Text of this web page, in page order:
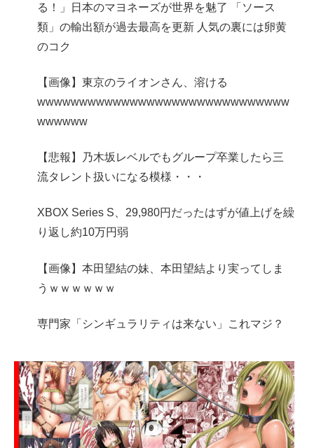
る！」日本のマヨネーズが世界を魅了 「ソース
類」の輸出額が過去最高を更新 人気の裏には卵黄
のコク
【画像】東京のライオンさん、溶ける
wwwwwwwwwwwwwwwwwwwwwwwwwwwwww
wwwwww
【悲報】乃木坂レベルでもグループ卒業したら三
流タレント扱いになる模様・・・
XBOX Series S、29,980円だったはずが値上げを繰
り返し約10万円弱
【画像】本田望結の妹、本田望結より実ってしま
うｗｗｗｗｗｗ
専門家「シンギュラリティは来ない」これマジ？